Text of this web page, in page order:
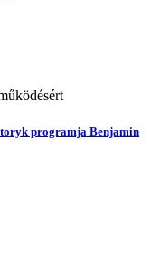
programja Benjamin